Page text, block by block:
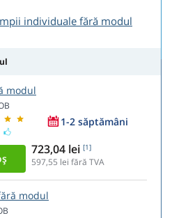
individuale fără modul
modul
1-2 săptămâni
723,04 lei [1]
597,55 lei fără TVA
modul